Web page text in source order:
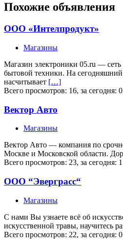
Похожие объявления
ООО «Интелпродукт»
Магазины
Магазин электроники 05.ru — сеть
бытовой техники. На
насчитывает […]
Всего просмотров: 16, за сегодня: 0
Вектор Авто
Магазины
Вектор Авто — компания по
Москве и Московской области.
Всего просмотров: 23, за сегодня: 1
ООО “Эверграсс“
Магазины
С нами Вы узнаете всё об
искусственной травы, научитесь
Всего просмотров: 22, за сегодня: 0